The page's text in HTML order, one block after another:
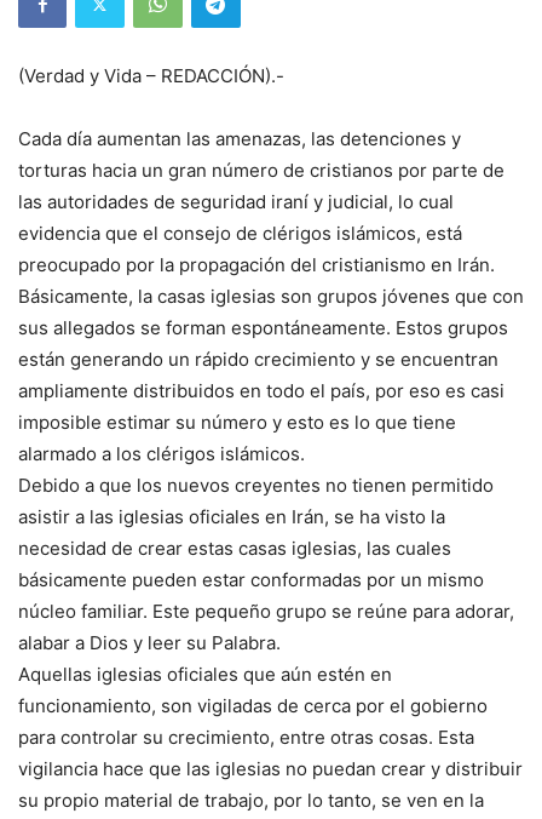
(Verdad y Vida – REDACCIÓN).-
Cada día aumentan las amenazas, las detenciones y
torturas hacia un gran número de cristianos por parte de
las autoridades de seguridad iraní y judicial, lo cual
evidencia que el consejo de clérigos islámicos, está
preocupado por la propagación del cristianismo en Irán.
Básicamente, la casas iglesias son grupos jóvenes que con
sus allegados se forman espontáneamente. Estos grupos
están generando un rápido crecimiento y se encuentran
ampliamente distribuidos en todo el país, por eso es casi
imposible estimar su número y esto es lo que tiene
alarmado a los clérigos islámicos.
Debido a que los nuevos creyentes no tienen permitido
asistir a las iglesias oficiales en Irán, se ha visto la
necesidad de crear estas casas iglesias, las cuales
básicamente pueden estar conformadas por un mismo
núcleo familiar. Este pequeño grupo se reúne para adorar,
alabar a Dios y leer su Palabra.
Aquellas iglesias oficiales que aún estén en
funcionamiento, son vigiladas de cerca por el gobierno
para controlar su crecimiento, entre otras cosas. Esta
vigilancia hace que las iglesias no puedan crear y distribuir
su propio material de trabajo, por lo tanto, se ven en la